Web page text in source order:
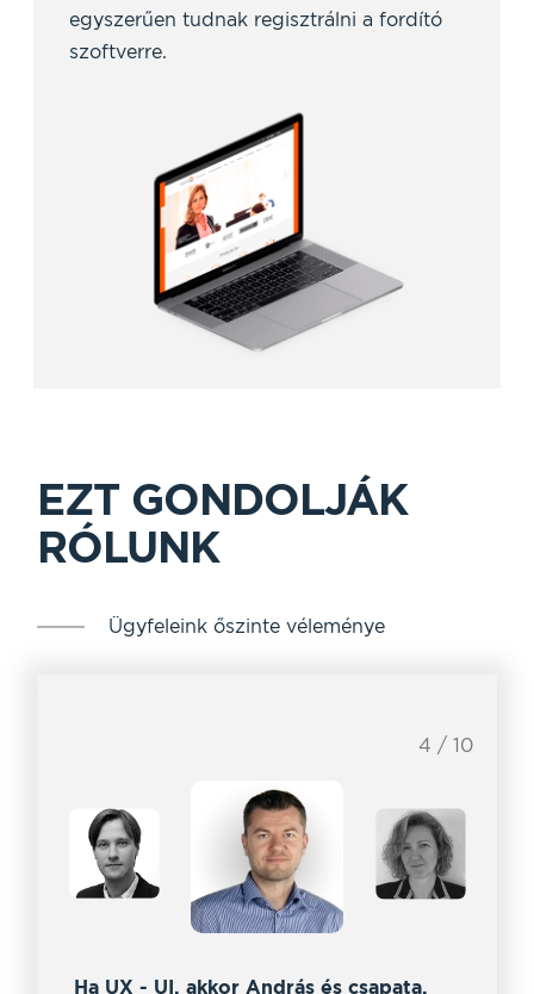
egyszerűen tudnak regisztrálni a fordító
szoftverre.
EZT GONDOLJÁK
RÓLUNK
Ügyfeleink őszinte véleménye
4 / 10
Ha UX - UI, akkor András és csapata.